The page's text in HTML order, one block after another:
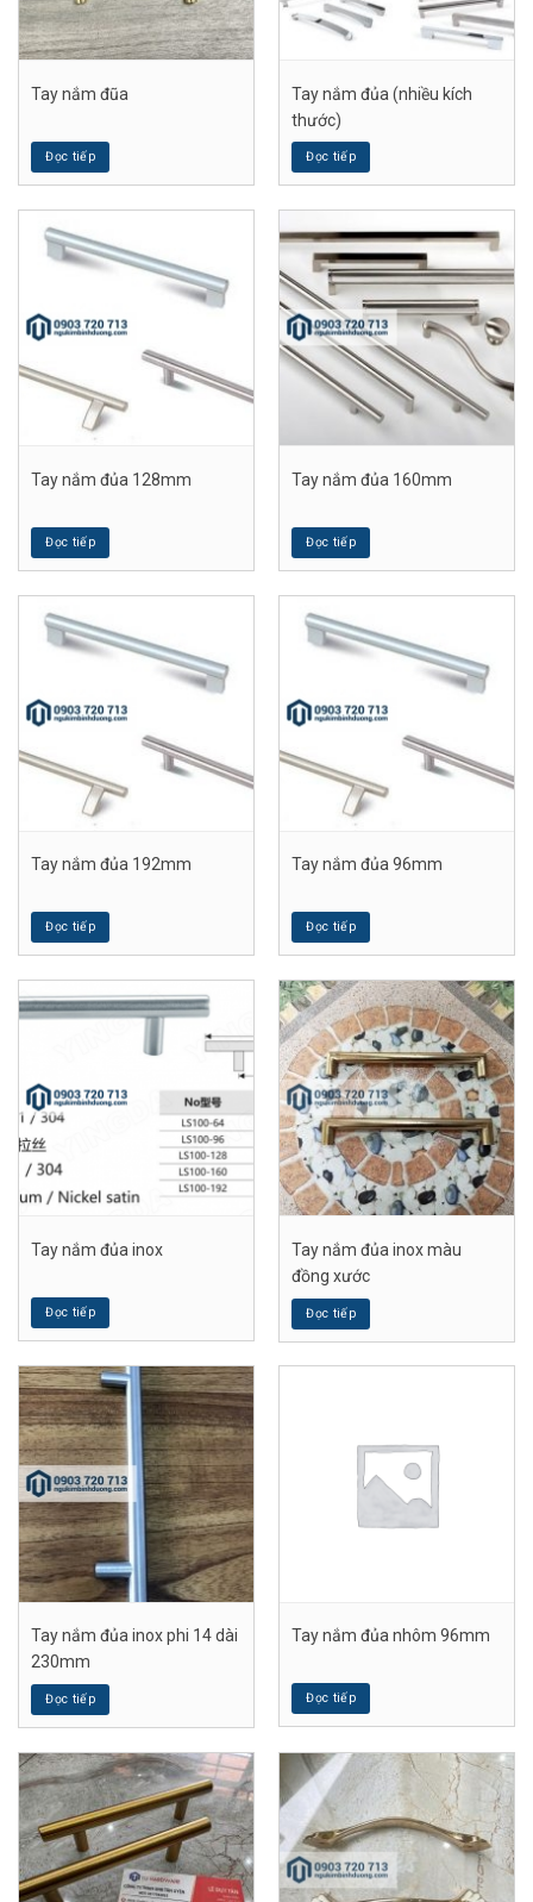
Tay nắm đũa
Đọc tiếp
Tay nắm đủa (nhiều kích
thước)
Đọc tiếp
Tay nắm đủa 128mm
Đọc tiếp
Tay nắm đủa 160mm
Đọc tiếp
Tay nắm đủa 192mm
Đọc tiếp
Tay nắm đủa 96mm
Đọc tiếp
Tay nắm đủa inox
Đọc tiếp
Tay nắm đủa inox màu
đồng xước
Đọc tiếp
Tay nắm đủa inox phi 14 dài
230mm
Đọc tiếp
Tay nắm đủa nhôm 96mm
Đọc tiếp